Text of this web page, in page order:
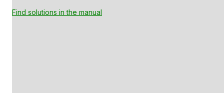
Find solutions in the manual